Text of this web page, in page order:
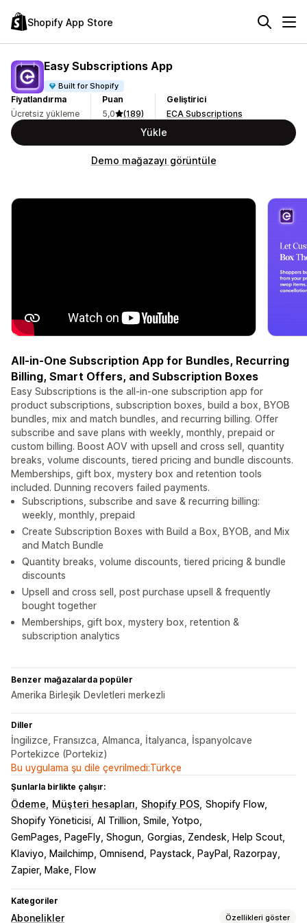
Shopify App Store
Easy Subscriptions App
Built for Shopify
Fiyatlandırma
Ücretsiz yükleme
Puan
5,0
(189)
Geliştirici
ECA Subscriptions
Yükle
Demo mağazayı görüntüle
All-in-One Subscription App for Bundles, Recurring
Billing, Smart Offers, and Subscription Boxes
Easy Subscriptions is the all-in-one subscription app for
product subscriptions, subscription boxes, build a box, BYOB
bundles, mix and match bundles, and recurring billing. Offer
subscribe and save plans with weekly, monthly, prepaid or
custom billing. Boost AOV with upsell and cross sell, quantity
breaks, volume discounts, tiered pricing and bundle discounts.
Memberships, gift box, mystery box and retention tools
included. Dunning recovers failed payments.
Subscriptions, subscribe and save & recurring billing:
weekly, monthly, prepaid
Create Subscription Boxes with Build a Box, BYOB, and Mix
and Match Bundle
Quantity breaks, volume discounts, tiered pricing & bundle
discounts
Upsell and cross sell, post purchase upsell & frequently
bought together
Memberships, gift box, mystery box, retention &
subscription analytics
Benzer mağazalarda popüler
Amerika Birleşik Devletleri merkezli
Diller
İngilizce, Fransızca, Almanca, İtalyanca, İspanyolcave
Portekizce (Portekiz)
Bu uygulama şu dile çevrilmedi:Türkçe
Şunlarla birlikte çalışır:
Ödeme Müşteri hesapları Shopify POS Shopify Flow
Shopify Yöneticisi AI Trillion, Smile, Yotpo
GemPages, PageFly, Shogun Gorgias, Zendesk, Help Scout
Klaviyo, Mailchimp, Omnisend
Paystack, PayPal, Razorpay
Zapier, Make, Flow
Kategoriler
Abonelikler Özellikleri göster